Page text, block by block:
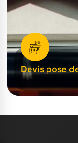
Devis pose